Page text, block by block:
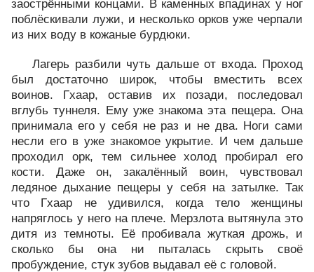
заострёнными концами. В каменных впадинах у ног
поблёскивали лужи, и несколько орков уже черпали
из них воду в кожаные бурдюки.
Лагерь разбили чуть дальше от входа. Проход
был достаточно широк, чтобы вместить всех
воинов. Гхаар, оставив их позади, последовал
вглубь туннеля. Ему уже знакома эта пещера. Она
принимала его у себя не раз и не два. Ноги сами
несли его в уже знакомое укрытие. И чем дальше
проходил орк, тем сильнее холод пробирал его
кости. Даже он, закалённый воин, чувствовал
ледяное дыхание пещеры у себя на затылке. Так
что Гхаар не удивился, когда тело женщины
напряглось у него на плече. Мерзлота вытянула это
дитя из темноты. Её пробивала жуткая дрожь, и
сколько бы она ни пыталась скрыть своё
пробуждение, стук зубов выдавал её с головой.